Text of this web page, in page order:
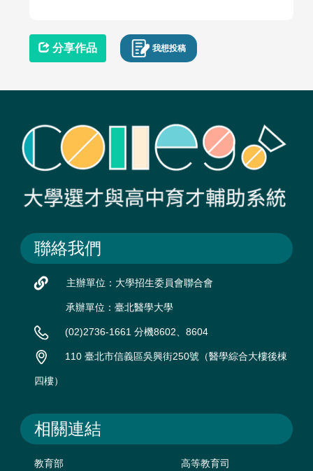
分享作品 我想投稿
聯絡我們
主辦單位：大學招生委員會聯合會
承辦單位：臺北醫學大學
(02)2736-1661 分機8602、8604
110 臺北市信義區吳興街250號（醫學綜合大樓後棟
四樓）
相關連結
教育部 高等教育司